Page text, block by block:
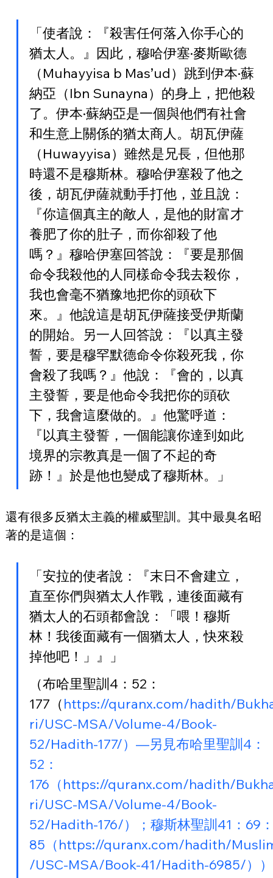
「使者說：『殺害任何落入你手心的
猶太人。』因此，穆哈伊塞·麥斯歐德
（Muhayyisa b Mas’ud）跳到伊本·蘇
納亞（Ibn Sunayna）的身上，把他殺
了。伊本·蘇納亞是一個與他們有社會
和生意上關係的猶太商人。胡瓦伊薩
（Huwayyisa）雖然是兄長，但他那
時還不是穆斯林。穆哈伊塞殺了他之
後，胡瓦伊薩就動手打他，並且說：
『你這個真主的敵人，是他的財富才
養肥了你的肚子，而你卻殺了他
嗎？』穆哈伊塞回答說：『要是那個
命令我殺他的人同樣命令我去殺你，
我也會毫不猶豫地把你的頭砍下
來。』他說這是胡瓦伊薩接受伊斯蘭
的開始。另一人回答說：『以真主發
誓，要是穆罕默德命令你殺死我，你
會殺了我嗎？』他說：『會的，以真
主發誓，要是他命令我把你的頭砍
下，我會這麼做的。』他驚呼道：
『以真主發誓，一個能讓你達到如此
境界的宗教真是一個了不起的奇
跡！』於是他也變成了穆斯林。」
還有很多反猶太主義的權威聖訓。其中最臭名昭
著的是這個：
「安拉的使者說：『末日不會建立，
直至你們與猶太人作戰，連後面藏有
猶太人的石頭都會說：「喂！穆斯
林！我後面藏有一個猶太人，快來殺
掉他吧！」』」
（布哈里聖訓4：52：
177（https://quranx.com/hadith/
ri/USC-MSA/Volume-4/Book-
52/Hadith-177/）—另見布哈里聖訓4：
52：
176（https://quranx.com/hadith/
ri/USC-MSA/Volume-4/Book-
52/Hadith-176/）；穆斯林聖訓41：69
85（https://quranx.com/hadith/
/USC-MSA/Book-41/Hadith-6985/））